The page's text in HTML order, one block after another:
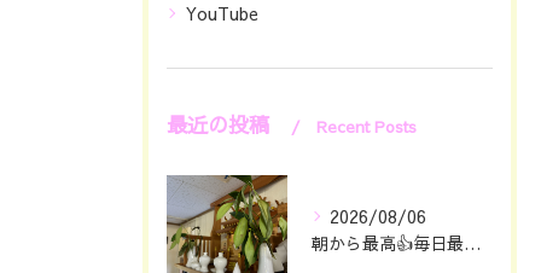
YouTube
最近の投稿 Recent Posts
2026/08/06
朝から最高👍毎日最幸の😁マツジン社長でございます🤗